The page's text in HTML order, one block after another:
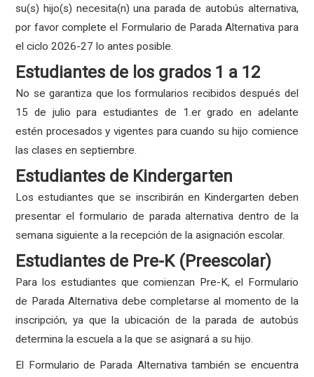
su(s) hijo(s) necesita(n) una parada de autobús alternativa,
por favor complete el Formulario de Parada Alternativa para
el ciclo 2026-27 lo antes posible.
Estudiantes de los grados 1 a 12
No se garantiza que los formularios recibidos después del
15 de julio para estudiantes de 1.er grado en adelante
estén procesados ​​y vigentes para cuando su hijo comience
las clases en septiembre.
Estudiantes de Kindergarten
Los estudiantes que se inscribirán en Kindergarten deben
presentar el formulario de parada alternativa dentro de la
semana siguiente a la recepción de la asignación escolar.
Estudiantes de Pre-K (Preescolar)
Para los estudiantes que comienzan Pre-K, el Formulario
de Parada Alternativa debe completarse al momento de la
inscripción, ya que la ubicación de la parada de autobús
determina la escuela a la que se asignará a su hijo.
El Formulario de Parada Alternativa también se encuentra